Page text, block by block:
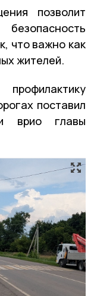
позволит
что важно как
жителей.
поставил
врио главы